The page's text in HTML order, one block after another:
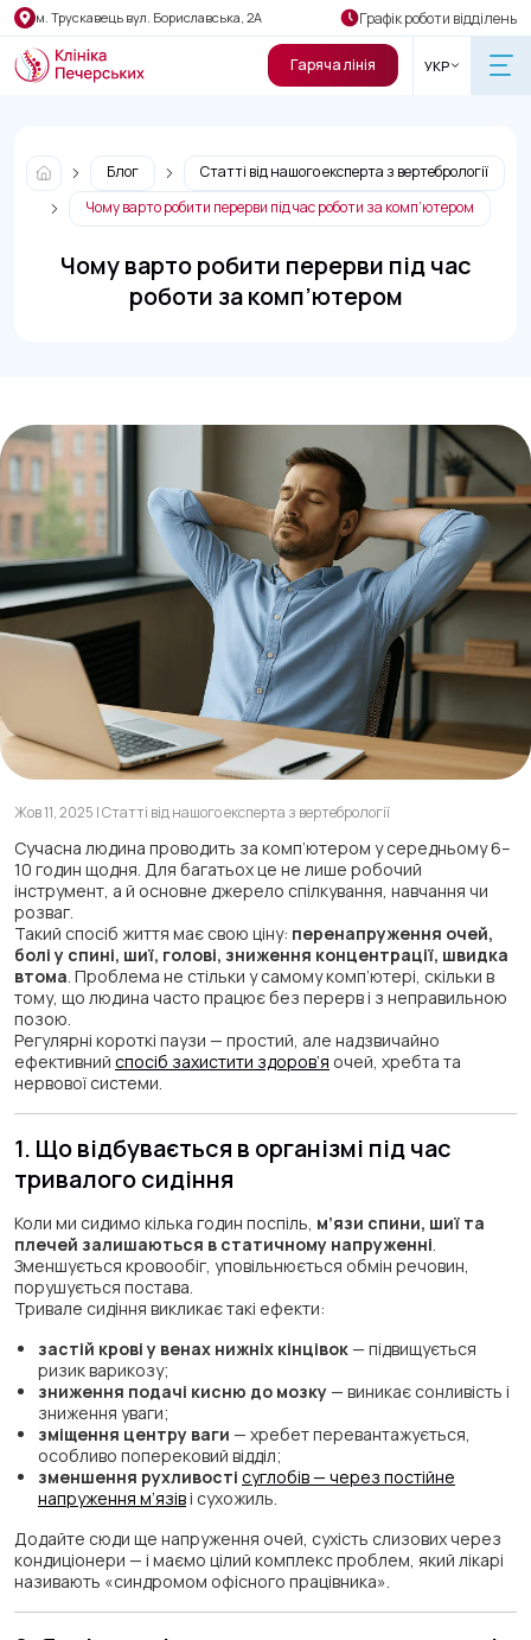
м. Трускавець вул. Бориславська, 2А Графік роботи відділень
Гаряча лінія УКР
Блог
Статті від нашого експерта з вертебрології
Чому варто робити перерви під час роботи за комп’ютером
Чому варто робити перерви під час
роботи за комп’ютером
Жов 11, 2025 | Статті від нашого експерта з вертебрології
Сучасна людина проводить за комп’ютером у середньому 6–
10 годин щодня. Для багатьох це не лише робочий
інструмент, а й основне джерело спілкування, навчання чи
розваг.
Такий спосіб життя має свою ціну: перенапруження очей,
болі у спині, шиї, голові, зниження концентрації, швидка
втома . Проблема не стільки у самому комп’ютері, скільки в
тому, що людина часто працює без перерв і з неправильною
позою.
Регулярні короткі паузи — простий, але надзвичайно
ефективний спосіб захистити здоров’я очей, хребта та
нервової системи.
1. Що відбувається в організмі під час
тривалого сидіння
Коли ми сидимо кілька годин поспіль, м’язи спини, шиї та
плечей залишаються в статичному напруженні
Зменшується кровообіг, уповільнюється обмін речовин,
порушується постава.
Тривале сидіння викликає такі ефекти:
застій крові у венах нижніх кінцівок— підвищується
ризик варикозу;
зниження подачі кисню до мозку— виникає сонливість і
зниження уваги;
зміщення центру ваги — хребет перевантажується,
особливо поперековий відділ;
зменшення рухливості суглобів — через постійне
напруження м’язіві сухожиль.
Додайте сюди ще напруження очей, сухість слизових через
кондиціонери — і маємо цілий комплекс проблем, який лікарі
називають «синдромом офісного працівника».